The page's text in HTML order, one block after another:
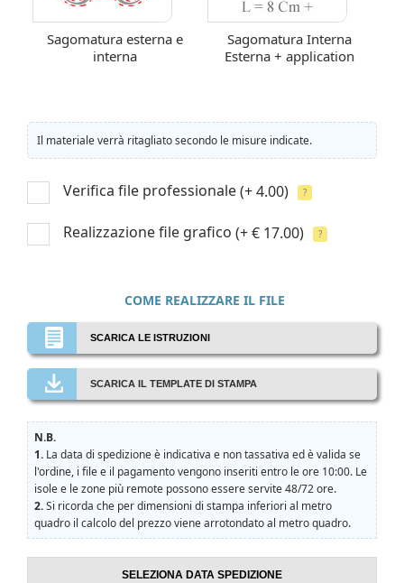
Sagomatura esterna e
interna
Sagomatura Interna
Esterna + application
Il materiale verrà ritagliato secondo le misure indicate.
Verifica file professionale(+ 4.00) ?
Realizzazione file grafico (+ € 17.00) ?
COME REALIZZARE IL FILE
SCARICA LE ISTRUZIONI
SCARICA IL TEMPLATE DI STAMPA
N.B.
1. La data di spedizione è indicativa e non tassativa ed è valida se
l'ordine, i file e il pagamento vengono inseriti entro le ore 10:00. Le
isole e le zone più remote possono essere servite 48/72 ore.
2.Si ricorda che per dimensioni di stampa inferiori al metro
quadro il calcolo del prezzo viene arrotondato al metro quadro.
SELEZIONA DATA SPEDIZIONE